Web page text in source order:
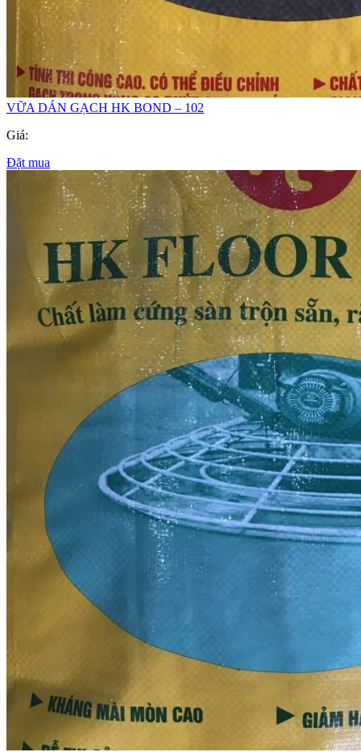
VỮA DÁN GẠCH HK BOND – 102
Giá:
Đặt mua